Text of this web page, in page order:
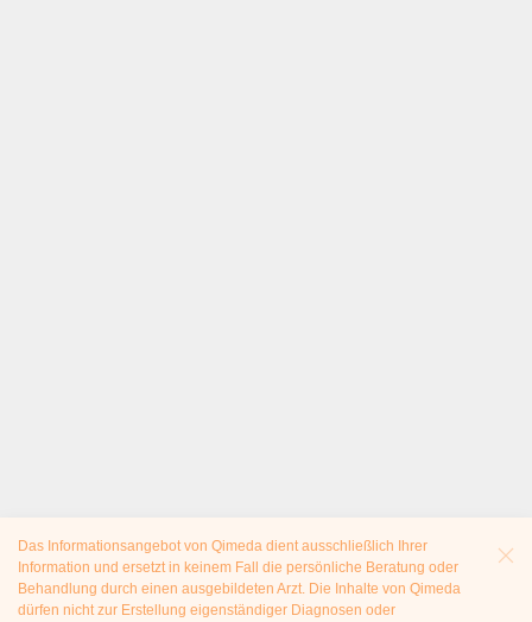
Das Informationsangebot von Qimeda dient ausschließlich Ihrer
Information und ersetzt in keinem Fall die persönliche Beratung oder
Behandlung durch einen ausgebildeten Arzt. Die Inhalte von Qimeda
dürfen nicht zur Erstellung eigenständiger Diagnosen oder